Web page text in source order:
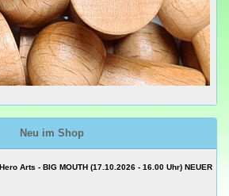
Neu im Shop
Arts - BIG MOUTH (17.10.2026 - 16.00 Uhr) NEUER